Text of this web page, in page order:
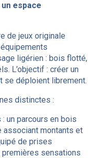
espace
de jeux originale
ligérien : bois flotté,
L’objectif : créer un
se déploient librement.
distinctes :
un parcours en bois
associant montants et
de prises
premières sensations